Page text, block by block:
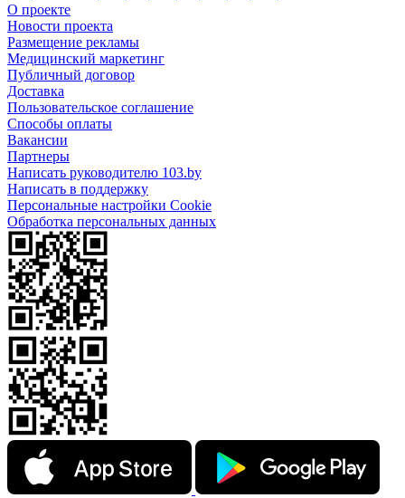
О проекте
Новости проекта
Размещение рекламы
Медицинский маркетинг
Публичный договор
Доставка
Пользовательское соглашение
Способы оплаты
Вакансии
Партнеры
Написать руководителю 103.by
Написать в поддержку
Персональные настройки Cookie
Обработка персональных данных